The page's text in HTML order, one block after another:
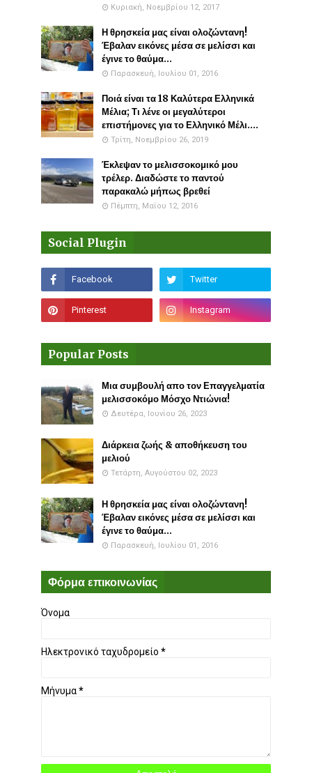
Κυριακή, Νοεμβρίου 12, 2017
Η θρησκεία μας είναι ολοζώντανη!
Έβαλαν εικόνες μέσα σε μελίσσι και
έγινε το θαύμα...
Παρασκευή, Ιουλίου 01, 2016
Ποιά είναι τα 18 Καλύτερα Ελληνικά
Μέλια; Τι λένε οι μεγαλύτεροι
επιστήμονες για το Ελληνικό Μέλι....
Τρίτη, Νοεμβρίου 26, 2019
Έκλεψαν το μελισσοκομικό μου
τρέλερ. Διαδώστε το παντού
παρακαλώ μήπως βρεθεί
Πέμπτη, Μαΐου 12, 2016
Social Plugin
Popular Posts
Μια συμβουλή απο τον Επαγγελματία
μελισσοκόμο Μόσχο Ντιώνια!
Δευτέρα, Ιουνίου 26, 2023
Διάρκεια ζωής & αποθήκευση του
μελιού
Τετάρτη, Αυγούστου 02, 2023
Η θρησκεία μας είναι ολοζώντανη!
Έβαλαν εικόνες μέσα σε μελίσσι και
έγινε το θαύμα...
Παρασκευή, Ιουλίου 01, 2016
Φόρμα επικοινωνίας
Όνομα
Ηλεκτρονικό ταχυδρομείο *
Μήνυμα*